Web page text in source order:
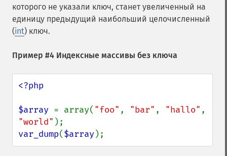
которого не указали ключ, станет увеличенный на
единицу предыдущий наибольший целочисленный
(int) ключ.
Пример #4 Индексные массивы без ключа
<?php
$array = array( "foo" , "bar" , "hallo"
"world"
var_dump($array);